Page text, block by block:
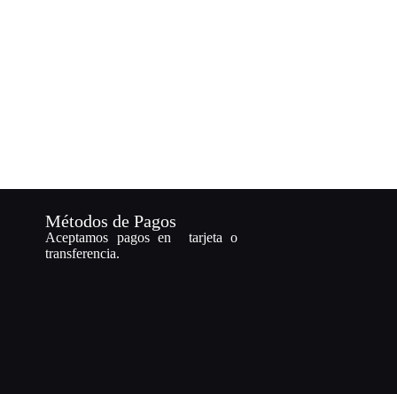
Métodos de Pagos
Aceptamos pagos en tarjeta o
transferencia.